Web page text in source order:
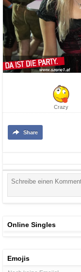
Crazy
Share
Online Singles
Emojis